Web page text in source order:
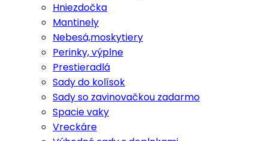
Hniezdočka
Mantinely
Nebesá,moskytiery
Perinky, výplne
Prestieradlá
Sady do kolísok
Sady so zavinovačkou zadarmo
Spacie vaky
Vreckáre